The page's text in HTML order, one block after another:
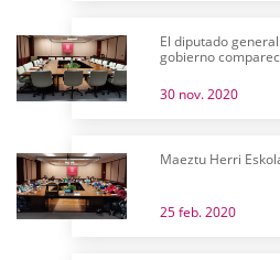
El diputado
gobierno
30 nov. 2020
Maeztu Herri
25 feb. 2020